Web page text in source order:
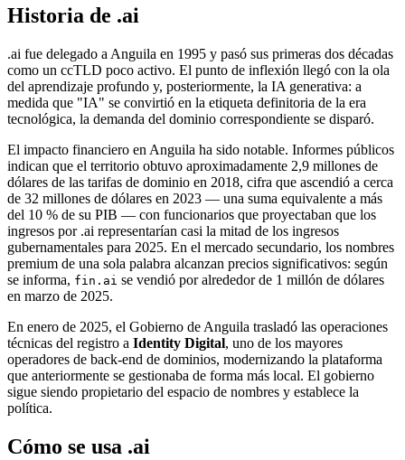
Historia de .ai
.ai fue delegado a Anguila en 1995 y pasó sus primeras dos décadas
como un ccTLD poco activo. El punto de inflexión llegó con la ola
del aprendizaje profundo y, posteriormente, la IA generativa: a
medida que "IA" se convirtió en la etiqueta definitoria de la era
tecnológica, la demanda del dominio correspondiente se disparó.
El impacto financiero en Anguila ha sido notable. Informes públicos
indican que el territorio obtuvo aproximadamente 2,9 millones de
dólares de las tarifas de dominio en 2018, cifra que ascendió a cerca
de 32 millones de dólares en 2023 — una suma equivalente a más
del 10 % de su PIB — con funcionarios que proyectaban que los
ingresos por .ai representarían casi la mitad de los ingresos
gubernamentales para 2025. En el mercado secundario, los nombres
premium de una sola palabra alcanzan precios significativos: según
se informa, fin.ai se vendió por alrededor de 1 millón de dólares
en marzo de 2025.
En enero de 2025, el Gobierno de Anguila trasladó las operaciones
técnicas del registro a Identity Digital, uno de los mayores
operadores de back-end de dominios, modernizando la plataforma
que anteriormente se gestionaba de forma más local. El gobierno
sigue siendo propietario del espacio de nombres y establece la
política.
Cómo se usa .ai